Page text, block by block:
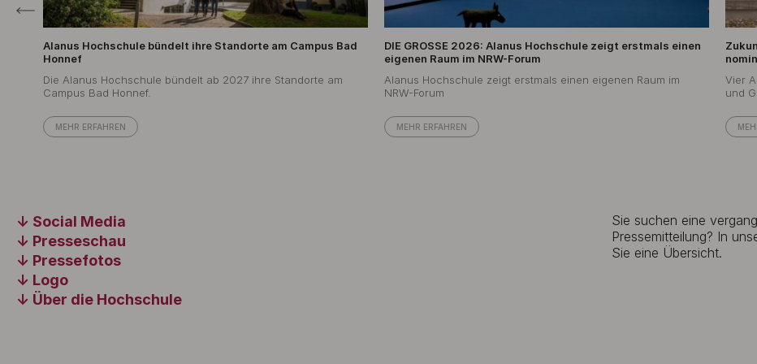
Alanus Hochschule bündelt ihre Standorte am Campus Bad
Honnef
Die Alanus Hochschule bündelt ab 2027 ihre Standorte am
Campus Bad Honnef.
MEHR ERFAHREN
DIE GROSSE 2026: Alanus Hochschule zeigt erstmals einen
eigenen Raum im NRW-Forum
Alanus Hochschule zeigt erstmals einen eigenen Raum im
NRW-Forum
MEHR ERFAHREN
Vier
und
Social Media
Presseschau
Pressefotos
Logo
Über die Hochschule
Sie suchen eine
Pressemitteilung? In
Sie eine Übersicht.